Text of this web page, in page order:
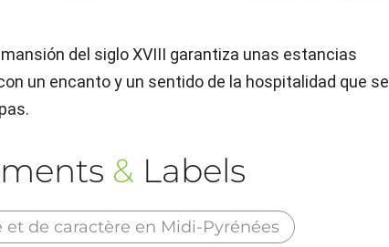
del siglo XVIII garantiza unas estancias
un encanto y un sentido de la hospitalidad que se
& Labels
de caractère en Midi-Pyrénées